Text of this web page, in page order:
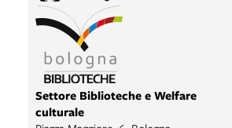
Settore Biblioteche e Welfare
culturale